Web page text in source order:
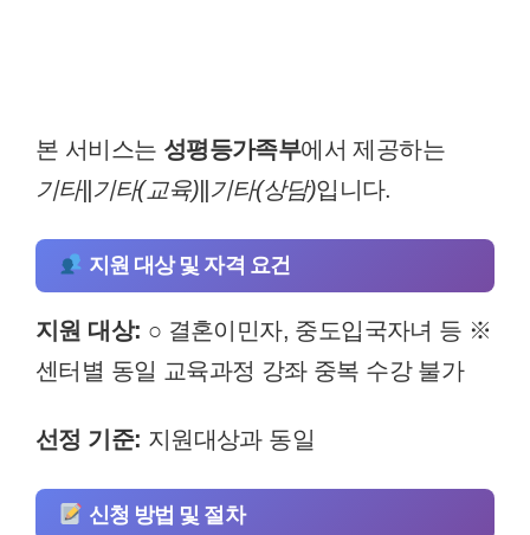
본 서비스는 성평등가족부에서 제공하는
기타||기타(교육)||기타(상담)입니다.
지원 대상 및 자격 요건
지원 대상: ○ 결혼이민자, 중도입국자녀 등 ※
센터별 동일 교육과정 강좌 중복 수강 불가
선정 기준: 지원대상과 동일
신청 방법 및 절차